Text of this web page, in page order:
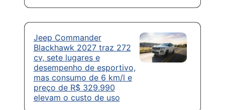
Jeep Commander
Blackhawk 2027 traz 272
cv, sete lugares e
desempenho de esportivo,
mas consumo de 6 km/l e
preço de R$ 329.990
elevam o custo de uso